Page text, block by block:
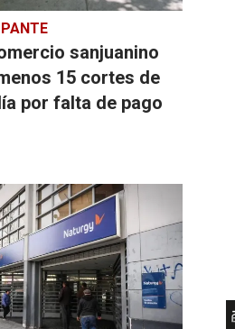
sanjuanino
15 cortes de
por falta de pago